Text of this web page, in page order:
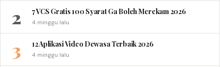
2 7 VCS Gratis 100 Syarat Ga Boleh Merekam 2026
4 minggu lalu
3 12 Aplikasi Video Dewasa Terbaik 2026
4 minggu lalu